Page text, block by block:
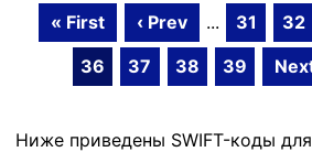
« First ‹ Prev ... 31 32
36
37 38 39
Ниже приведены SWIFT-коды